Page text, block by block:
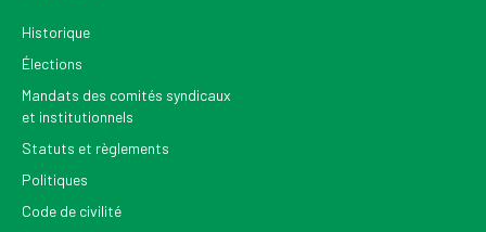
Historique
Élections
Mandats des comités syndicaux
et institutionnels
Statuts et règlements
Politiques
Code de civilité